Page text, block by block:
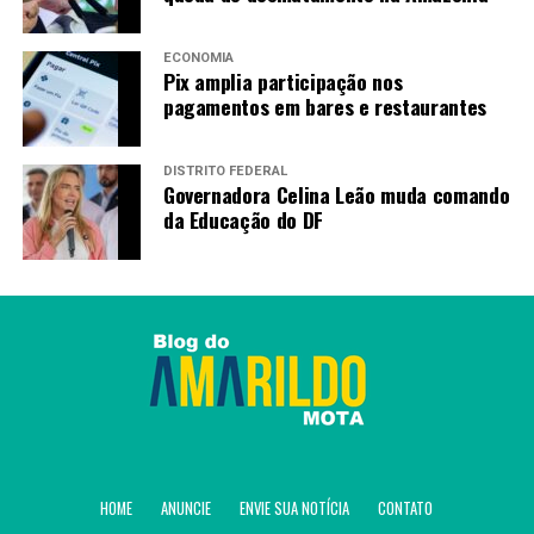
(Argentina). O atacante GB, que veio do Vasco, é quem
vem sendo a referência no ataque da equipe comandada
por Thiago Carpini.
Fonte:Agência Brasil
TAGS
PRÓXIMO
CBV recorre ao STF contra lei que barra atletas trans
em jogo de vôlei
ECONOMIA
Pix amplia participação nos
pagamentos em bares e restaurantes
DISTRITO FEDERAL
Governadora Celina Leão muda comando
da Educação do DF
HOME ANUNCIE ENVIE SUA NOTÍCIA CONTATO